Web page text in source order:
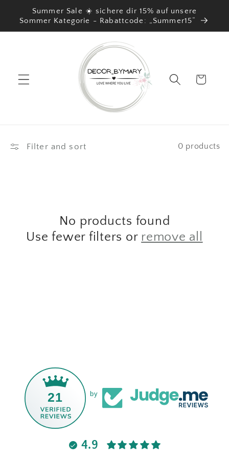
Skip to
content
Summer Sale ☀️ sichere dir 15% auf unsere
Sommer Kategorie - Rabattcode: „Summer15“
Cart
Filter and sort 0 products
No products found
Use fewer filters or remove all
21 by
4.9